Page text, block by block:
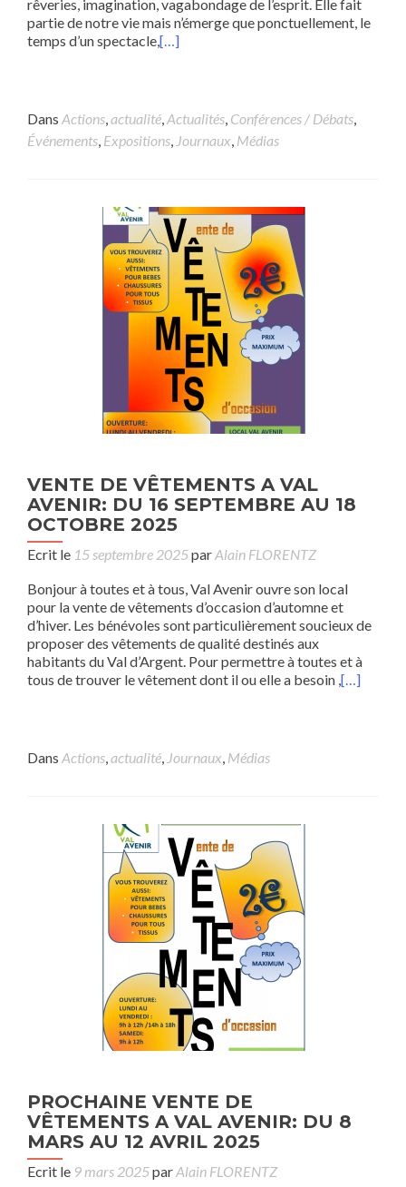
rêveries, imagination, vagabondage de l’esprit. Elle fait
partie de notre vie mais n’émerge que ponctuellement, le
temps d’un spectacle,[…]
Dans Actions,actualité,Actualités, Conférences / Débats,
Événements, Expositions, Journaux, Médias
VENTE DE VÊTEMENTS A VAL
AVENIR: DU 16 SEPTEMBRE AU 18
OCTOBRE 2025
Ecrit le 15 septembre 2025parAlain FLORENTZ
Bonjour à toutes et à tous, Val Avenir ouvre son local
pour la vente de vêtements d’occasion d’automne et
d’hiver. Les bénévoles sont particulièrement soucieux de
proposer des vêtements de qualité destinés aux
habitants du Val d’Argent. Pour permettre à toutes et à
tous de trouver le vêtement dont il ou elle a besoin ,[…]
Dans Actions,actualité, Journaux, Médias
PROCHAINE VENTE DE
VÊTEMENTS A VAL AVENIR: DU 8
MARS AU 12 AVRIL 2025
Ecrit le 9 mars 2025parAlain FLORENTZ